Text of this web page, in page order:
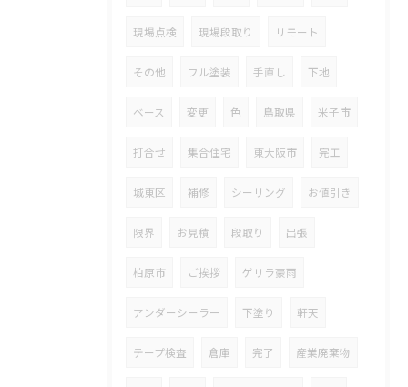
現場点検 現場段取り リモート
その他 フル塗装 手直し 下地
ベース 変更 色 鳥取県 米子市
打合せ 集合住宅 東大阪市 完工
城東区 補修 シーリング お値引き
限界 お見積 段取り 出張
柏原市 ご挨拶 ゲリラ豪雨
アンダーシーラー 下塗り 軒天
テープ検査 倉庫 完了 産業廃棄物